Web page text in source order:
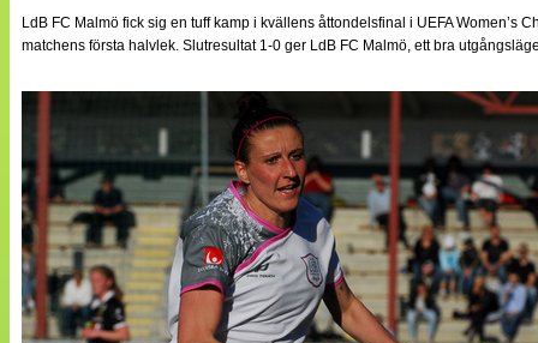
Bloggar
Lagen
Cuper
Medlemsbilder
Till klubbkassan
NÄTverket
Split vision
Om oss
Annonsera
Statistik
Tipsa Damfotboll
Kontakt
LdB FC Malmö fick sig en tuff kamp i kvällens åttondelsfinal i UEFA
matchens första halvlek. Slutresultat 1-0 ger LdB FC Malmö, ett bra